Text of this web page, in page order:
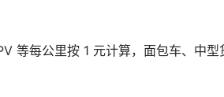
等每公里按 1 元计算，面包车、中型